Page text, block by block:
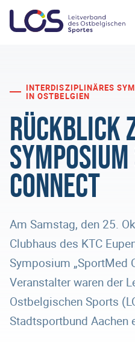
INTERDISZIPLINÄRES
IN OSTBELGIEN
Rückblick
Connect
Am Samstag, den 25.
Clubhaus des KTC
Symposium „SportMed
Veranstalter waren der
Ostbelgischen Sports
Stadtsportbund Aachen